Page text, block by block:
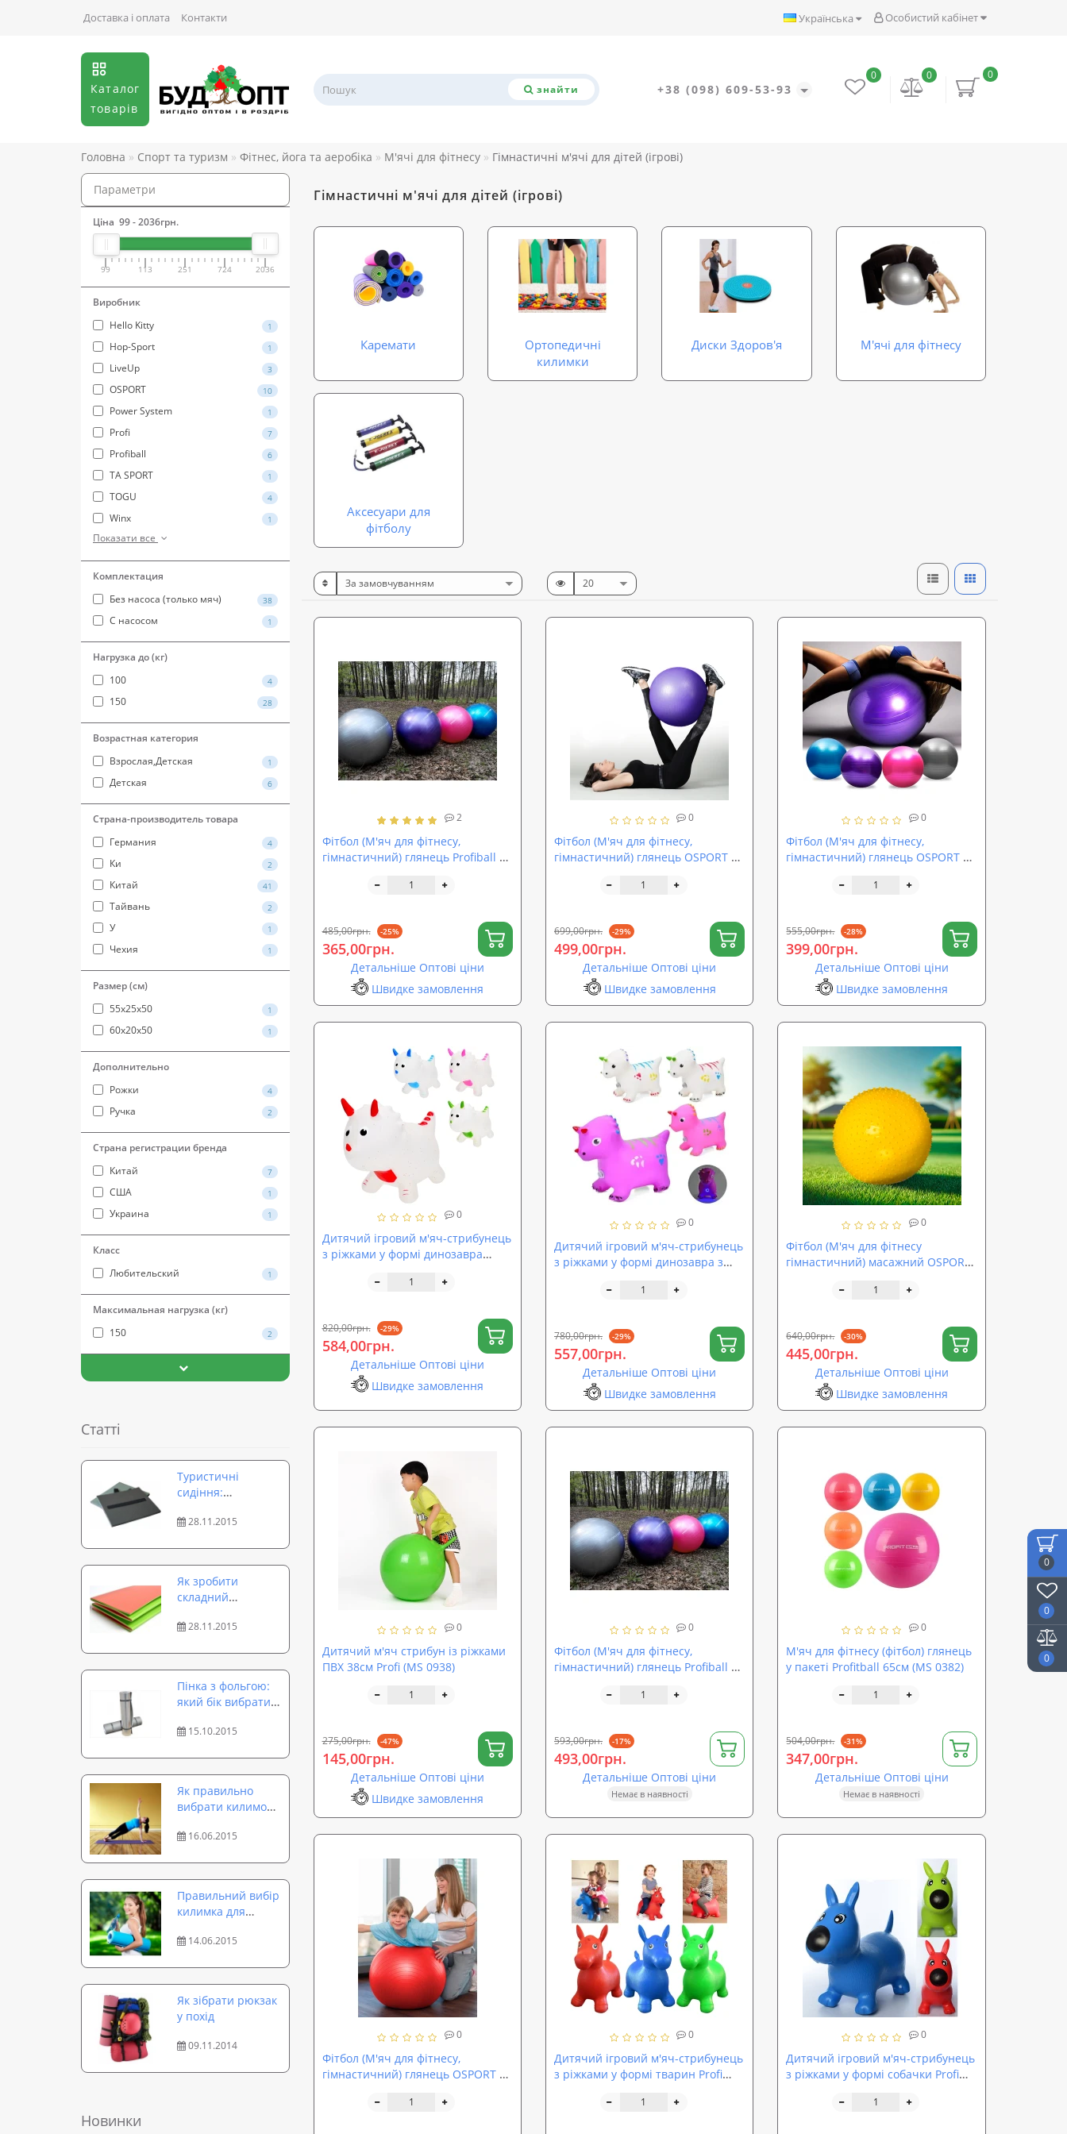
0
0
0
Особистий кабінет
Українська
Доставка і оплата Контакти
Каталог
товарів
знайти +38 (098) 609-53-93
0
0
0
Головна Спорт та туризм Фітнес, йога та аеробіка М'ячі для фітнесу Гімнастичні м'ячі для дітей (ігрові)
Параметри
Ціна 99-2036грн.
99 113 251 724 2036
Виробник
Hello Kitty
1
Hop-Sport 1
LiveUp 3
OSPORT 10
Power System 1
Profi 7
Profiball 6
TA SPORT 1
TOGU 4
Winx 1
Показати все
Комплектация
Без насоса (только мяч)
38
С насосом 1
Нагрузка до (кг)
100
4
150 28
Возрастная категория
Взрослая,Детская
1
Детская 6
Страна-производитель товара
Германия
4
Ки 2
Китай 41
Тайвань 2
У 1
Чехия 1
Размер (см)
55х25х50
1
60х20х50 1
Дополнительно
Рожки
4
Ручка 2
Страна регистрации бренда
Китай
7
США 1
Украина 1
Класс
Любительский
1
Максимальная нагрузка (кг)
150
2
Статті
Туристичні
сидіння:
та варіанти
28.11.2015
Як зробити
складний
каремат: посібник
28.11.2015
Пінка з фольгою:
який бік вибрати і
використання?
15.10.2015
Як правильно
вибрати килимок
16.06.2015
Правильний вибір
килимка для
– гарантія
14.06.2015
Як зібрати рюкзак
у похід
09.11.2014
Новинки
Гімнастичні м'ячі для дітей (ігрові)
Каремати
Ортопедичні
килимки
Диски Здоров'я М'ячі для фітнесу
Аксесуари для
фітболу
2
Фітбол (М'яч для фітнесу,
гімнастичний) глянець Profiball 65
485,00грн. -25%
365,00грн.
Детальніше Оптові ціни
Швидке замовлення
0
Фітбол (М'яч для фітнесу,
гімнастичний) глянець OSPORT 75
699,00грн. -29%
499,00грн.
Детальніше Оптові ціни
Швидке замовлення
0
Фітбол (М'яч для фітнесу,
гімнастичний) глянець OSPORT 65
555,00грн. -28%
399,00грн.
Детальніше Оптові ціни
Швидке замовлення
0
Дитячий ігровий м'яч-стрибунець
з ріжками у формі динозавра
820,00грн. -29%
584,00грн.
Детальніше Оптові ціни
Швидке замовлення
0
Дитячий ігровий м'яч-стрибунець
з ріжками у формі динозавра з
ефектами OSPORT (MS 4357)
780,00грн. -29%
557,00грн.
Детальніше Оптові ціни
Швидке замовлення
0
Фітбол (М'яч для фітнесу
гімнастичний) масажний OSPORT
640,00грн. -30%
445,00грн.
Детальніше Оптові ціни
Швидке замовлення
0
Дитячий м'яч стрибун із ріжками
ПВХ 38см Profi (MS 0938)
275,00грн. -47%
145,00грн.
Детальніше Оптові ціни
Швидке замовлення
0
Фітбол (М'яч для фітнесу,
гімнастичний) глянець Profiball 85
593,00грн. -17%
493,00грн.
Детальніше Оптові ціни
Немає в наявності
0
М'яч для фітнесу (фітбол) глянець
у пакеті Profitball 65см (MS 0382)
504,00грн. -31%
347,00грн.
Детальніше Оптові ціни
Немає в наявності
0
Фітбол (М'яч для фітнесу,
гімнастичний) глянець OSPORT 55
0
Дитячий ігровий м'яч-стрибунець
з ріжками у формі тварин Profi
0
Дитячий ігровий м'яч-стрибунець
з ріжками у формі собачки Profi